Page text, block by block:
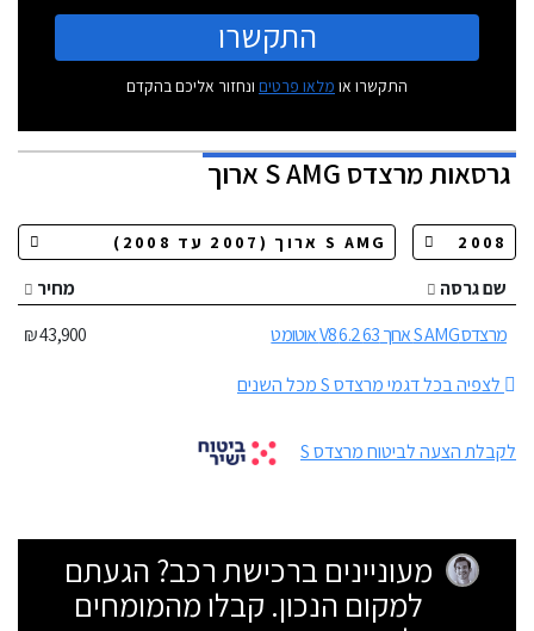
התקשרו
התקשרו או מלאו פרטים ונחזור אליכם בהקדם
גרסאותמרצדס S AMG ארוך
שם גרסה
מחיר
מרצדס S AMG ארוך 63 6.2 V8 אוטומט
43,900 ₪
לצפיה בכל דגמי מרצדס S מכל השנים
לקבלת הצעה לביטוח מרצדס S
מעוניינים ברכישת רכב? הגעתם
למקום הנכון. קבלו מהמומחים